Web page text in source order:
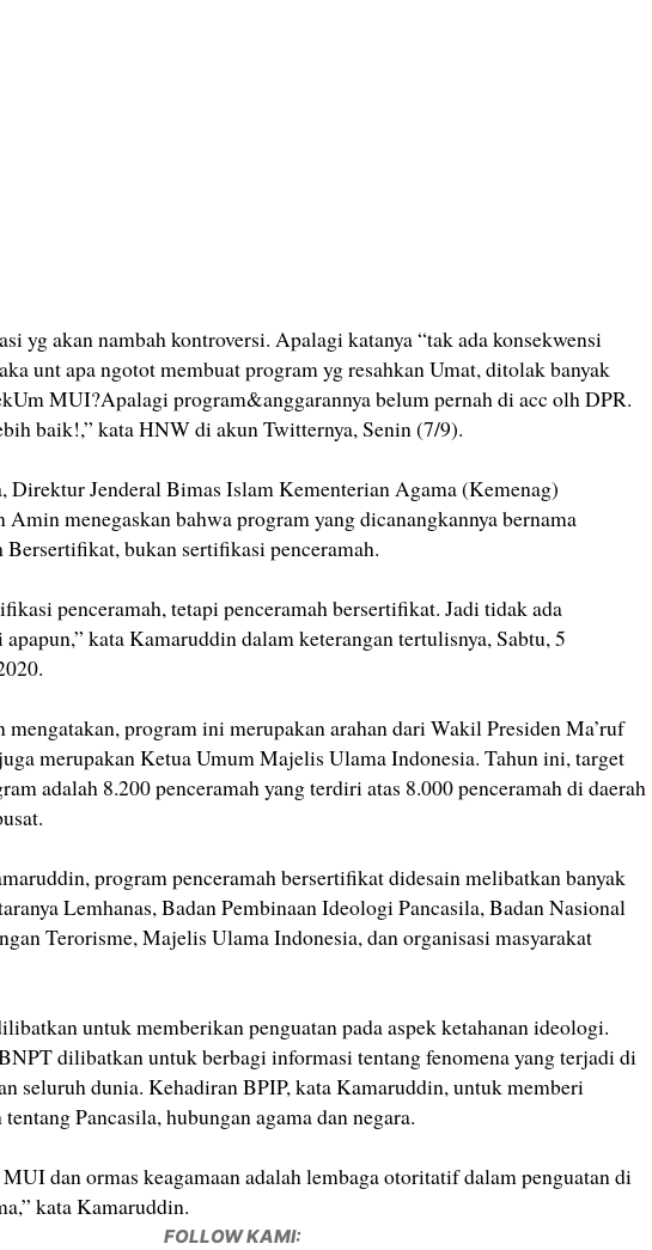
yg akan nambah kontroversi. Apalagi katanya “tak ada konsekwensi
unt apa ngotot membuat program yg resahkan Umat, ditolak banyak
MUI?Apalagi program&anggarannya belum pernah di acc olh DPR.
baik!,” kata HNW di akun Twitternya, Senin (7/9).
Direktur Jenderal Bimas Islam Kementerian Agama (Kemenag)
menegaskan bahwa program yang dicanangkannya bernama
Bersertifikat, bukan sertifikasi penceramah.
penceramah, tetapi penceramah bersertifikat. Jadi tidak ada
apapun,” kata Kamaruddin dalam keterangan tertulisnya, Sabtu, 5
mengatakan, program ini merupakan arahan dari Wakil Presiden Ma’ruf
merupakan Ketua Umum Majelis Ulama Indonesia. Tahun ini, target
adalah 8.200 penceramah yang terdiri atas 8.000 penceramah di daerah
program penceramah bersertifikat didesain melibatkan banyak
Lemhanas, Badan Pembinaan Ideologi Pancasila, Badan Nasional
Terorisme, Majelis Ulama Indonesia, dan organisasi masyarakat
untuk memberikan penguatan pada aspek ketahanan ideologi.
dilibatkan untuk berbagi informasi tentang fenomena yang terjadi di
seluruh dunia. Kehadiran BPIP, kata Kamaruddin, untuk memberi
Pancasila, hubungan agama dan negara.
MUI dan ormas keagamaan adalah lembaga otoritatif dalam penguatan di
kata Kamaruddin.
FOLLOW KAMI: